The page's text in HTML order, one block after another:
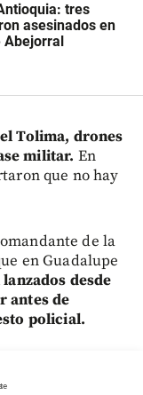
tres
asesinados en
Tolima, drones
militar. En
que no hay
de la
en Guadalupe
desde
antes de
policial.
no sufrió
los